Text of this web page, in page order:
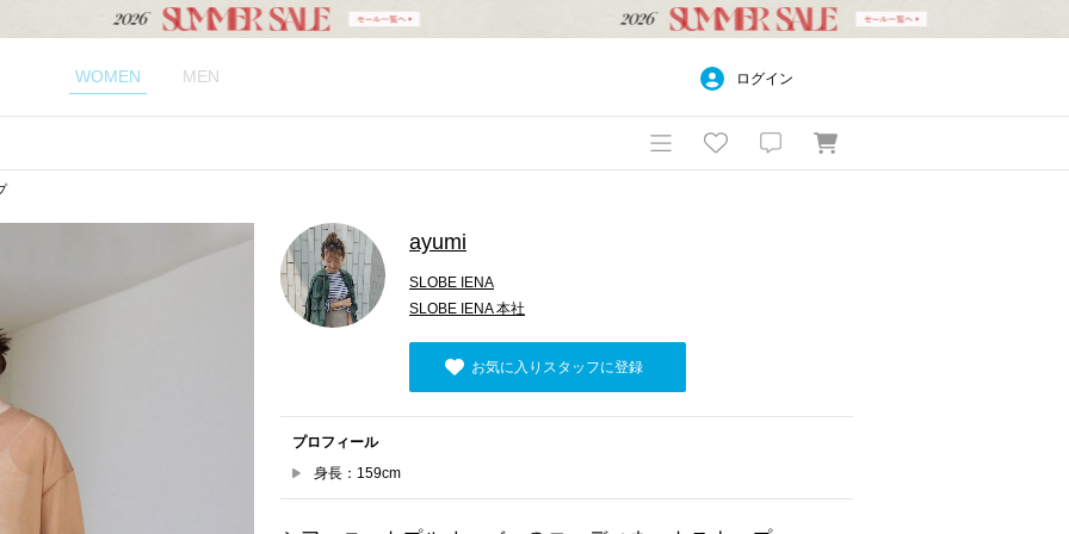
WOMEN MEN ログイン
ayumi
SLOBE IENA
SLOBE IENA 本社
お気に入りスタッフに登録
プロフィール
身長：159cm